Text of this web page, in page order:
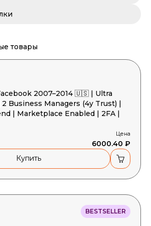
товары
2007–2014 🇺🇸 | Ultra
Business Managers (4y Trust) |
| Marketplace Enabled | 2FA |
Цена
6000.40 ₽
Купить
BESTSELLER